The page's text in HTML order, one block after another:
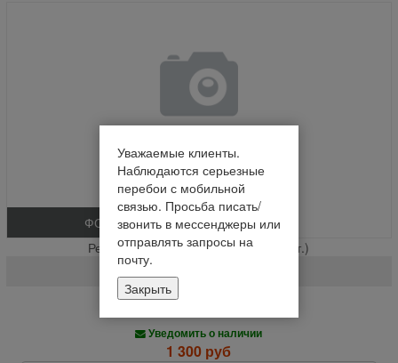
ФОТО
Ремень (PIX) привод жатки Нива (шт.)
Уведомить о наличии
1 300 руб
Уважаемые клиенты.
Наблюдаются серьезные
перебои с мобильной
связью. Просьба писать/
звонить в мессенджеры или
отправлять запросы на
почту.
Закрыть